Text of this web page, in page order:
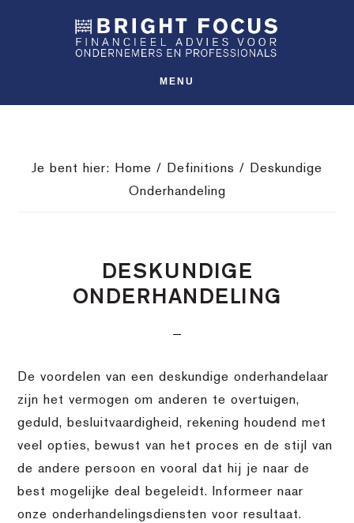
inhoud
MENU
Je bent hier: Home / Definitions /
Deskundige
Onderhandeling
DESKUNDIGE
ONDERHANDELING
De voordelen van een deskundige onderhandelaar
zijn het vermogen om anderen te overtuigen,
geduld, besluitvaardigheid, rekening houdend met
veel opties, bewust van het proces en de stijl van
de andere persoon en vooral dat hij je naar de
best mogelijke deal begeleidt. Informeer naar
onze onderhandelingsdiensten voor resultaat.